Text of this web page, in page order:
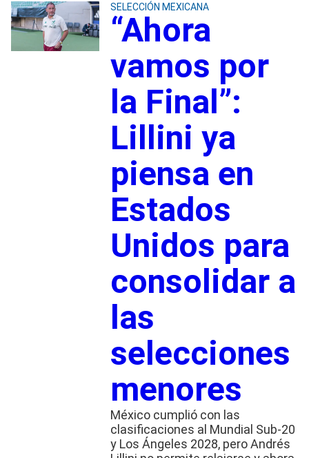
SELECCIÓN MEXICANA
“Ahora
vamos por
la Final”:
Lillini ya
piensa en
Estados
Unidos para
consolidar a
las
selecciones
menores
México cumplió con las
clasificaciones al Mundial Sub-20
y Los Ángeles 2028, pero Andrés